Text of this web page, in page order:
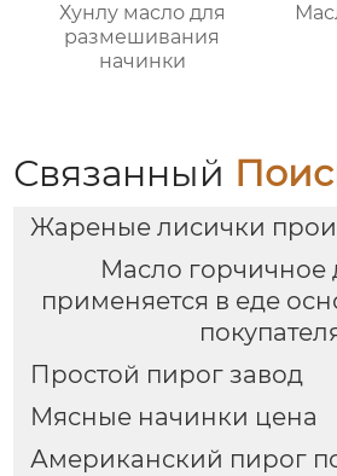
Хунлу масло для
размешивания
начинки
Связанный
Жареные лисички
Масло горчичное
применяется в еде
Простой пирог завод
Мясные начинки цена
Американский пирог